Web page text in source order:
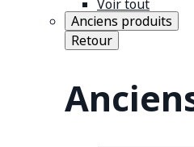
Voir tout
Anciens produits
Retour